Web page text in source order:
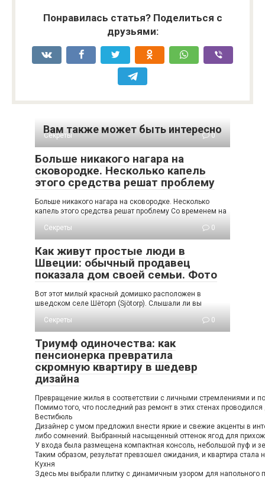
Понравилась статья? Поделиться с
друзьями:
Вам также может быть интересно
Секреты 0
Больше никакого нагара на
сковородке. Несколько капель
этого средства решат проблему
Больше никакого нагара на сковородке. Несколько
капель этого средства решат проблему Со временем на
Секреты
0
Как живут простые люди в
Швеции: обычный продавец
показала дом своей семьи. Фото
Вот этот милый красный домишко расположен в
шведском селе Шёторп (Sjötorp). Слышали ли вы
Секреты
0
Триумф одиночества: как
пенсионерка превратила
скромную квартиру в шедевр
дизайна
Превращение жилья в соответствии с личными стремлениями и
Помимо того, что последний раз ремонт в этих стенах
Вестибюль
Дизайнер с умом предложил внести яркие и свежие акценты в
либо сомнений. Выбранный насыщенный оттенок ягод для
У входа была размещена компактная консоль, небольшой пуф и
Таким образом, результат превзошел ожидания, и квартира
Кухня
Здесь мы выбрали плитку с динамичным узором для напольного